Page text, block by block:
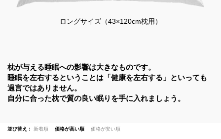
ロングサイズ（43×120cm枕用）
枕が与える睡眠への影響は大きなものです。
睡眠を左右するということは「健康を左右する」 といっても
過言ではありません。
自分に合った枕で質の良い眠りを手に入れましょう。
並び替え 新着順 価格が高い順 価格が安い順